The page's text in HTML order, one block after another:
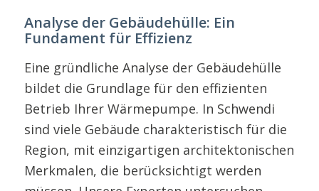
Analyse der Gebäudehülle: Ein
Fundament für Effizienz
Eine gründliche Analyse der Gebäudehülle
bildet die Grundlage für den effizienten
Betrieb Ihrer Wärmepumpe. In Schwendi
sind viele Gebäude charakteristisch für die
Region, mit einzigartigen architektonischen
Merkmalen, die berücksichtigt werden